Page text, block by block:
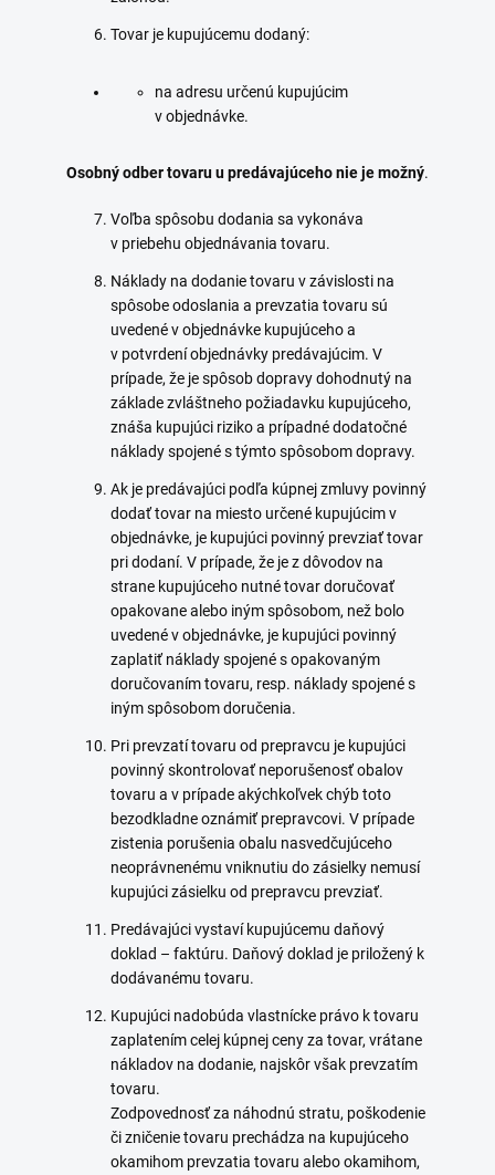
Tovar je kupujúcemu dodaný:
na adresu určenú kupujúcim
v objednávke.
Osobný odber tovaru u predávajúceho nie je možný.
Voľba spôsobu dodania sa vykonáva
v priebehu objednávania tovaru.
Náklady na dodanie tovaru v závislosti na
spôsobe odoslania a prevzatia tovaru sú
uvedené v objednávke kupujúceho a
v potvrdení objednávky predávajúcim. V
prípade, že je spôsob dopravy dohodnutý na
základe zvláštneho požiadavku kupujúceho,
znáša kupujúci riziko a prípadné dodatočné
náklady spojené s týmto spôsobom dopravy.
Ak je predávajúci podľa kúpnej zmluvy povinný
dodať tovar na miesto určené kupujúcim v
objednávke, je kupujúci povinný prevziať tovar
pri dodaní. V prípade, že je z dôvodov na
strane kupujúceho nutné tovar doručovať
opakovane alebo iným spôsobom, než bolo
uvedené v objednávke, je kupujúci povinný
zaplatiť náklady spojené s opakovaným
doručovaním tovaru, resp. náklady spojené s
iným spôsobom doručenia.
Pri prevzatí tovaru od prepravcu je kupujúci
povinný skontrolovať neporušenosť obalov
tovaru a v prípade akýchkoľvek chýb toto
bezodkladne oznámiť prepravcovi. V prípade
zistenia porušenia obalu nasvedčujúceho
neoprávnenému vniknutiu do zásielky nemusí
kupujúci zásielku od prepravcu prevziať.
Predávajúci vystaví kupujúcemu daňový
doklad – faktúru. Daňový doklad je priložený k
dodávanému tovaru.
Kupujúci nadobúda vlastnícke právo k tovaru
zaplatením celej kúpnej ceny za tovar, vrátane
nákladov na dodanie, najskôr však prevzatím
tovaru.
Zodpovednosť za náhodnú stratu, poškodenie
či zničenie tovaru prechádza na kupujúceho
okamihom prevzatia tovaru alebo okamihom,